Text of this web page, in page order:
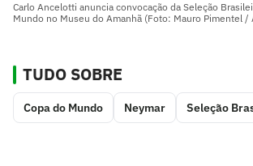
Carlo Ancelotti anuncia convocação da Seleção
Mundo no Museu do Amanhã (Foto: Mauro Pimentel /
TUDO SOBRE
Copa do Mundo Neymar Seleção